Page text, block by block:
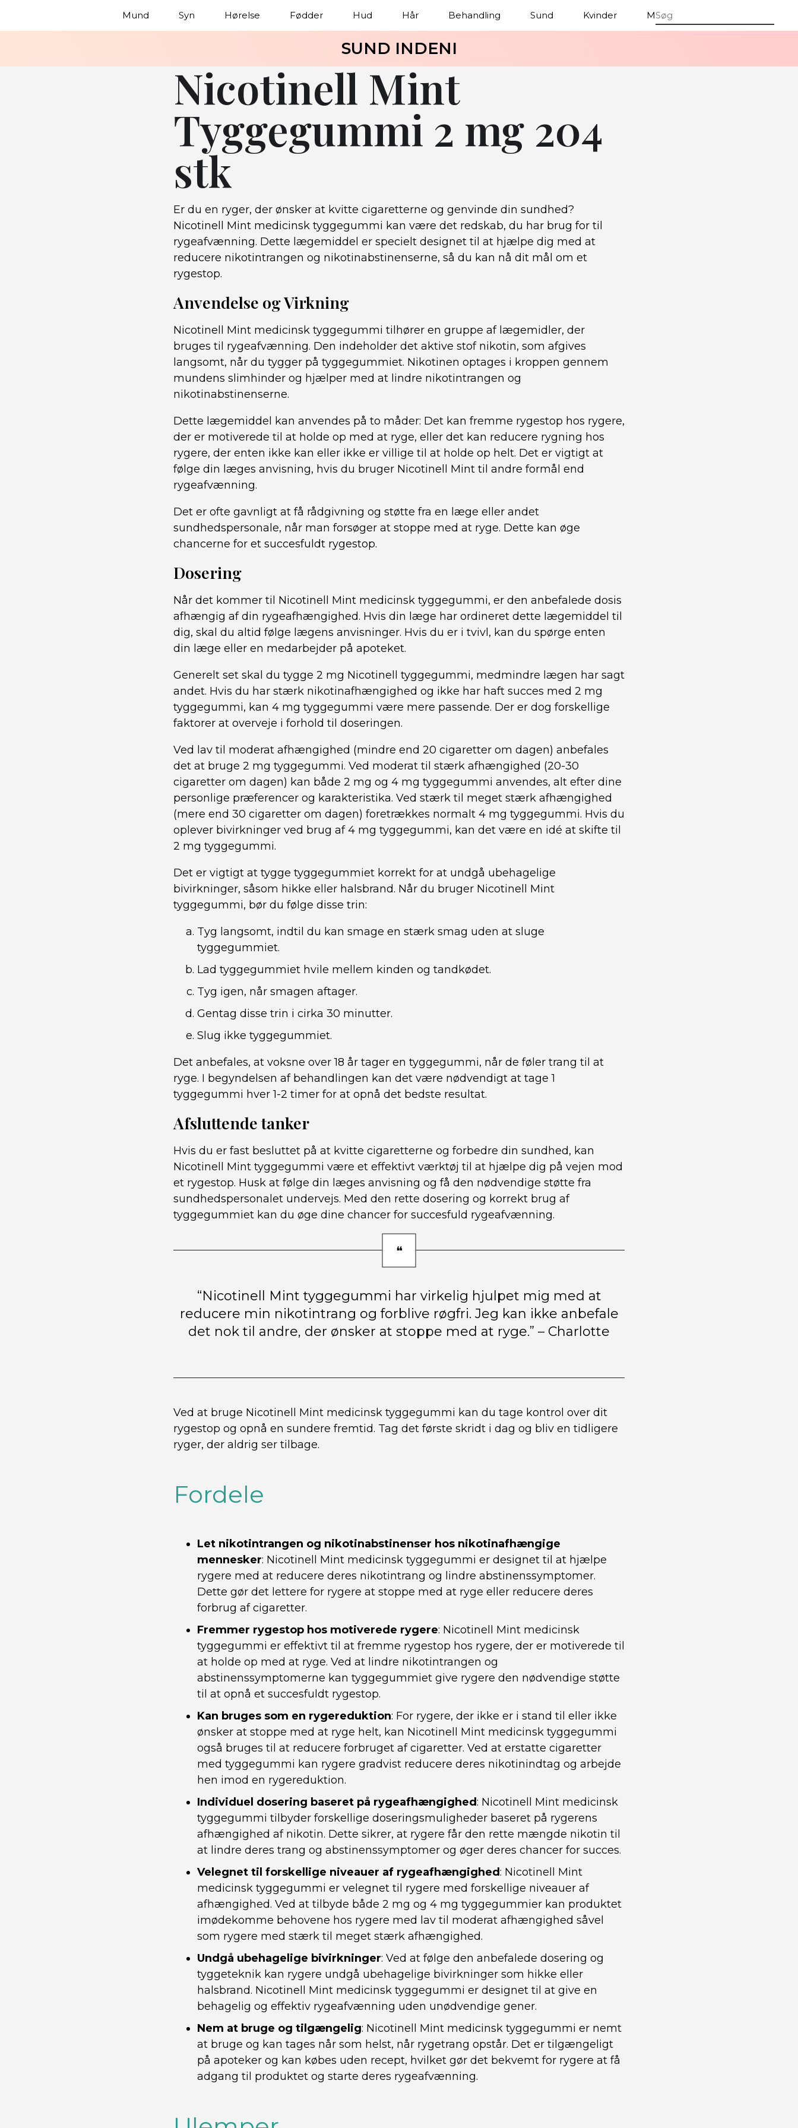
Mund Syn Hørelse Fødder Hud Hår Behandling Sund Kvinder Mænd
SUND INDENI
Nicotinell Mint
Tyggegummi 2 mg 204
stk
Er du en ryger, der ønsker at kvitte cigaretterne og genvinde din sundhed?
Nicotinell Mint medicinsk tyggegummi kan være det redskab, du har brug for til
rygeafvænning. Dette lægemiddel er specielt designet til at hjælpe dig med at
reducere nikotintrangen og nikotinabstinenserne, så du kan nå dit mål om et
rygestop.
Anvendelse og Virkning
Nicotinell Mint medicinsk tyggegummi tilhører en gruppe af lægemidler, der
bruges til rygeafvænning. Den indeholder det aktive stof nikotin, som afgives
langsomt, når du tygger på tyggegummiet. Nikotinen optages i kroppen gennem
mundens slimhinder og hjælper med at lindre nikotintrangen og
nikotinabstinenserne.
Dette lægemiddel kan anvendes på to måder: Det kan fremme rygestop hos rygere,
der er motiverede til at holde op med at ryge, eller det kan reducere rygning hos
rygere, der enten ikke kan eller ikke er villige til at holde op helt. Det er vigtigt at
følge din læges anvisning, hvis du bruger Nicotinell Mint til andre formål end
rygeafvænning.
Det er ofte gavnligt at få rådgivning og støtte fra en læge eller andet
sundhedspersonale, når man forsøger at stoppe med at ryge. Dette kan øge
chancerne for et succesfuldt rygestop.
Dosering
Når det kommer til Nicotinell Mint medicinsk tyggegummi, er den anbefalede dosis
afhængig af din rygeafhængighed. Hvis din læge har ordineret dette lægemiddel til
dig, skal du altid følge lægens anvisninger. Hvis du er i tvivl, kan du spørge enten
din læge eller en medarbejder på apoteket.
Generelt set skal du tygge 2 mg Nicotinell tyggegummi, medmindre lægen har sagt
andet. Hvis du har stærk nikotinafhængighed og ikke har haft succes med 2 mg
tyggegummi, kan 4 mg tyggegummi være mere passende. Der er dog forskellige
faktorer at overveje i forhold til doseringen.
Ved lav til moderat afhængighed (mindre end 20 cigaretter om dagen) anbefales
det at bruge 2 mg tyggegummi. Ved moderat til stærk afhængighed (20-30
cigaretter om dagen) kan både 2 mg og 4 mg tyggegummi anvendes, alt efter dine
personlige præferencer og karakteristika. Ved stærk til meget stærk afhængighed
(mere end 30 cigaretter om dagen) foretrækkes normalt 4 mg tyggegummi. Hvis du
oplever bivirkninger ved brug af 4 mg tyggegummi, kan det være en idé at skifte til
2 mg tyggegummi.
Det er vigtigt at tygge tyggegummiet korrekt for at undgå ubehagelige
bivirkninger, såsom hikke eller halsbrand. Når du bruger Nicotinell Mint
tyggegummi, bør du følge disse trin:
Tyg langsomt, indtil du kan smage en stærk smag uden at sluge
tyggegummiet.
Lad tyggegummiet hvile mellem kinden og tandkødet.
Tyg igen, når smagen aftager.
Gentag disse trin i cirka 30 minutter.
Slug ikke tyggegummiet.
Det anbefales, at voksne over 18 år tager en tyggegummi, når de føler trang til at
ryge. I begyndelsen af behandlingen kan det være nødvendigt at tage 1
tyggegummi hver 1-2 timer for at opnå det bedste resultat.
Afsluttende tanker
Hvis du er fast besluttet på at kvitte cigaretterne og forbedre din sundhed, kan
Nicotinell Mint tyggegummi være et effektivt værktøj til at hjælpe dig på vejen mod
et rygestop. Husk at følge din læges anvisning og få den nødvendige støtte fra
sundhedspersonalet undervejs. Med den rette dosering og korrekt brug af
tyggegummiet kan du øge dine chancer for succesfuld rygeafvænning.
“Nicotinell Mint tyggegummi har virkelig hjulpet mig med at
reducere min nikotintrang og forblive røgfri. Jeg kan ikke anbefale
det nok til andre, der ønsker at stoppe med at ryge.” – Charlotte
Ved at bruge Nicotinell Mint medicinsk tyggegummi kan du tage kontrol over dit
rygestop og opnå en sundere fremtid. Tag det første skridt i dag og bliv en tidligere
ryger, der aldrig ser tilbage.
Fordele
Let nikotintrangen og nikotinabstinenser hos nikotinafhængige
mennesker: Nicotinell Mint medicinsk tyggegummi er designet til at hjælpe
rygere med at reducere deres nikotintrang og lindre abstinenssymptomer.
Dette gør det lettere for rygere at stoppe med at ryge eller reducere deres
forbrug af cigaretter.
Fremmer rygestop hos motiverede rygere: Nicotinell Mint medicinsk
tyggegummi er effektivt til at fremme rygestop hos rygere, der er motiverede til
at holde op med at ryge. Ved at lindre nikotintrangen og
abstinenssymptomerne kan tyggegummiet give rygere den nødvendige støtte
til at opnå et succesfuldt rygestop.
Kan bruges som en rygereduktion: For rygere, der ikke er i stand til eller ikke
ønsker at stoppe med at ryge helt, kan Nicotinell Mint medicinsk tyggegummi
også bruges til at reducere forbruget af cigaretter. Ved at erstatte cigaretter
med tyggegummi kan rygere gradvist reducere deres nikotinindtag og arbejde
hen imod en rygereduktion.
Individuel dosering baseret på rygeafhængighed: Nicotinell Mint medicinsk
tyggegummi tilbyder forskellige doseringsmuligheder baseret på rygerens
afhængighed af nikotin. Dette sikrer, at rygere får den rette mængde nikotin til
at lindre deres trang og abstinenssymptomer og øger deres chancer for succes.
Velegnet til forskellige niveauer af rygeafhængighed: Nicotinell Mint
medicinsk tyggegummi er velegnet til rygere med forskellige niveauer af
afhængighed. Ved at tilbyde både 2 mg og 4 mg tyggegummier kan produktet
imødekomme behovene hos rygere med lav til moderat afhængighed såvel
som rygere med stærk til meget stærk afhængighed.
Undgå ubehagelige bivirkninger: Ved at følge den anbefalede dosering og
tyggeteknik kan rygere undgå ubehagelige bivirkninger som hikke eller
halsbrand. Nicotinell Mint medicinsk tyggegummi er designet til at give en
behagelig og effektiv rygeafvænning uden unødvendige gener.
Nem at bruge og tilgængelig: Nicotinell Mint medicinsk tyggegummi er nemt
at bruge og kan tages når som helst, når rygetrang opstår. Det er tilgængeligt
på apoteker og kan købes uden recept, hvilket gør det bekvemt for rygere at få
adgang til produktet og starte deres rygeafvænning.